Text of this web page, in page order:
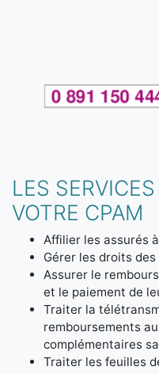
LES
VOTRE CPAM
Affilier les assurés
Gérer les droits des
Assurer le
et le paiement de
Traiter la
remboursements
complémentaires
Traiter les feuilles